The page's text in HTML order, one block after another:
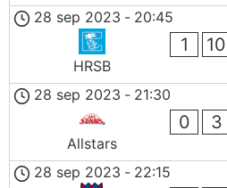
28 sep 2023 - 20:45
HRSB
1 10
28 sep 2023 - 21:30
Allstars
0 3
28 sep 2023 - 22:15